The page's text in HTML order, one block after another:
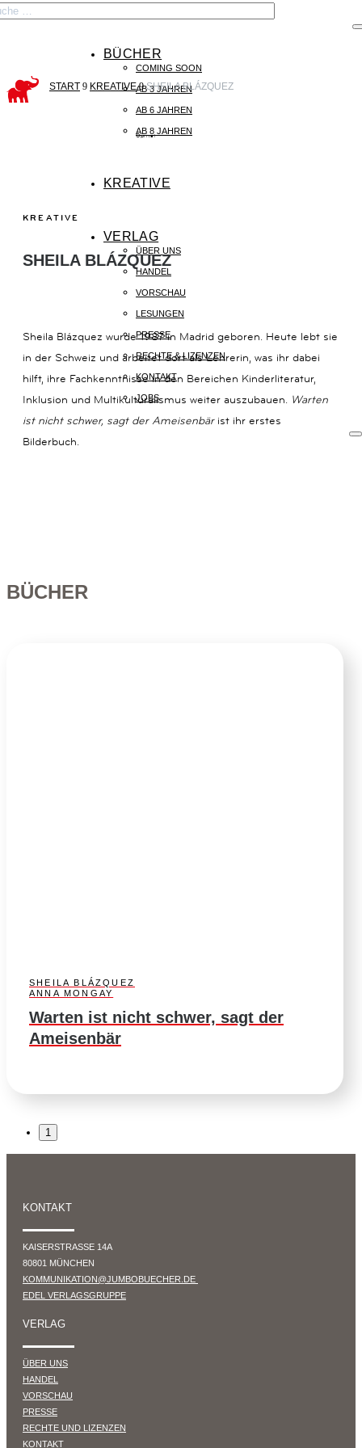
BÜCHER
COMING SOON
AB 3 JAHREN
AB 6 JAHREN
AB 8 JAHREN
KREATIVE
VERLAG
ÜBER UNS
HANDEL
VORSCHAU
LESUNGEN
PRESSE
RECHTE & LIZENZEN
KONTAKT
JOBS
START
KONTAKT
KAISERSTRASSE
14B
+49
(0)
START 9 KREATIVE 9 SHEILA BLÁZQUEZ
©privat
KREATIVE
SHEILA BLÁZQUEZ
Sheila Blázquez wurde 1987 in Madrid geboren. Heute lebt sie
in der Schweiz und arbeitet dort als Lehrerin, was ihr dabei
hilft, ihre Fachkenntnisse in den Bereichen Kinderliteratur,
Inklusion und Multikulturalismus weiter auszubauen. Warten
ist nicht schwer, sagt der Ameisenbärist ihr erstes
Bilderbuch.
BÜCHER
SHEILA BLÁZQUEZ
ANNA MONGAY
Warten ist nicht schwer, sagt der
Ameisenbär
1
KONTAKT
KAISERSTRASSE 14A
80801 MÜNCHEN
KOMMUNIKATION@JUMBOBUECHER.DE
EDEL VERLAGSGRUPPE
VERLAG
ÜBER UNS
HANDEL
VORSCHAU
PRESSE
RECHTE UND LIZENZEN
KONTAKT